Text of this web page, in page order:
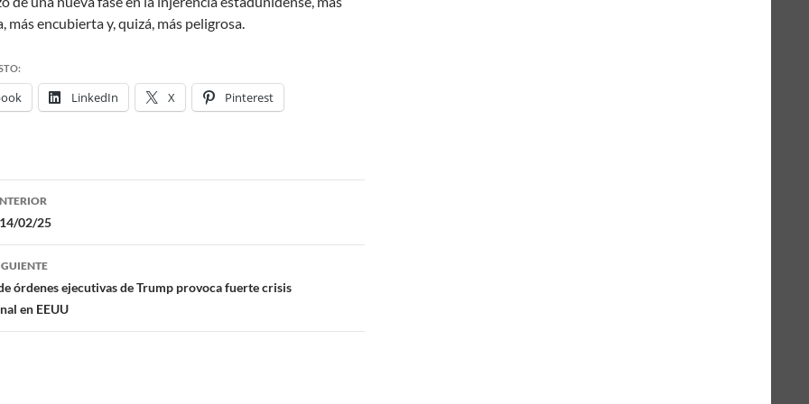
más encubierta y, quizá, más peligrosa.
LinkedIn X Pinterest
14/02/25
órdenes ejecutivas de Trump provoca fuerte crisis
en EEUU